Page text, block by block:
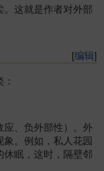
。这就是作者对外部
[编辑]
应、负外部性）。外
。例如，私人花园
眠，这时，隔壁邻